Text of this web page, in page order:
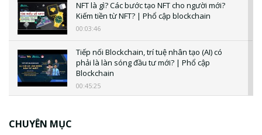
NFT là gì? Các bước tạo NFT cho người mới?
Kiếm tiền từ NFT? | Phổ cập blockchain
00:03:46
Tiếp nối Blockchain, trí tuệ nhân tạo (AI) có
phải là làn sóng đầu tư mới? | Phổ cập
Blockchain
00:45:25
CHUYÊN MỤC